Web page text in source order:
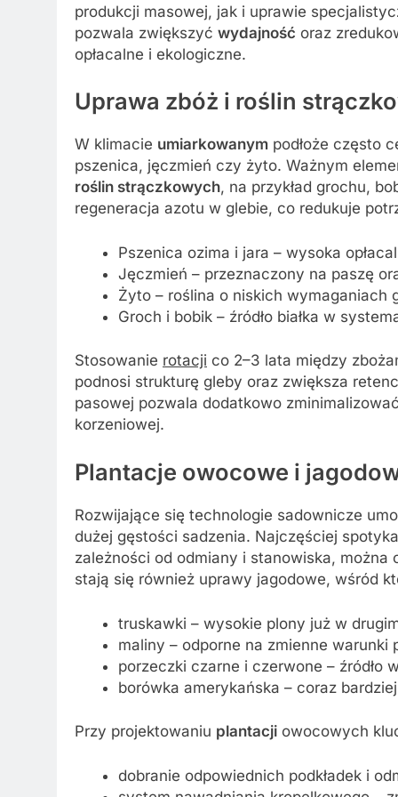
produkcji masowej, jak i uprawie
pozwala zwiększyć wydajność oraz
opłacalne i ekologiczne.
Uprawa zbóż i roślin
W klimacie umiarkowanym podłoże często
pszenica, jęczmień czy żyto. Ważnym
roślin strączkowych, na przykład grochu,
regeneracja azotu w glebie, co redukuje
Pszenica ozima i jara – wysoka
Jęczmień – przeznaczony na paszę
Żyto – roślina o niskich wymaganiach
Groch i bobik – źródło białka w
Stosowanie rotacji co 2–3 lata między
podnosi strukturę gleby oraz zwiększa
pasowej pozwala dodatkowo
korzeniowej.
Plantacje owocowe i
Rozwijające się technologie sadownicze
dużej gęstości sadzenia. Najczęściej
zależności od odmiany i stanowiska,
stają się również uprawy jagodowe, wśród
truskawki – wysokie plony już w
maliny – odporne na zmienne warunki
porzeczki czarne i czerwone – źródło
borówka amerykańska – coraz
Przy projektowaniu plantacji owocowych
dobranie odpowiednich podkładek i